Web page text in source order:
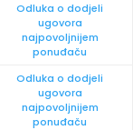
Odluka o dodjeli
ugovora
najpovoljnijem
ponuđaču
Odluka o dodjeli
ugovora
najpovoljnijem
ponuđaču